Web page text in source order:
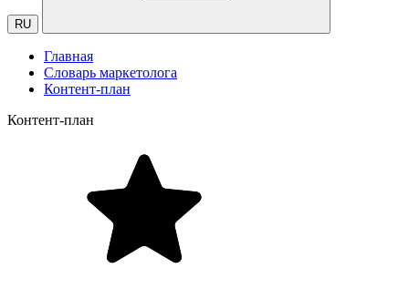
RU
Главная
Словарь маркетолога
Контент-план
Контент-план